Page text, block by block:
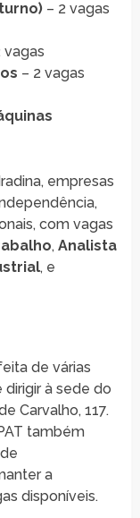
– 2 vagas
– 2 vagas
empresas
com vagas
, Analista
, e
de várias
dirigir à sede do
Carvalho, 117.
também
a
disponíveis.